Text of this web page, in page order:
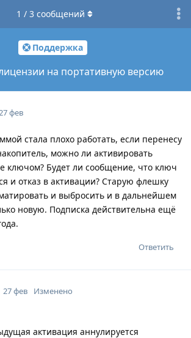
Поддержка
на портативную версию
1 / 3 сообщений
фев
стала плохо работать, если перенесу
можно ли активировать
ключом? Будет ли сообщение, что ключ
и отказ в активации? Старую флешку
и выбросить и в дальнейшем
новую. Подписка действительна ещё
Ответить
27 фев Изменено
активация аннулируется